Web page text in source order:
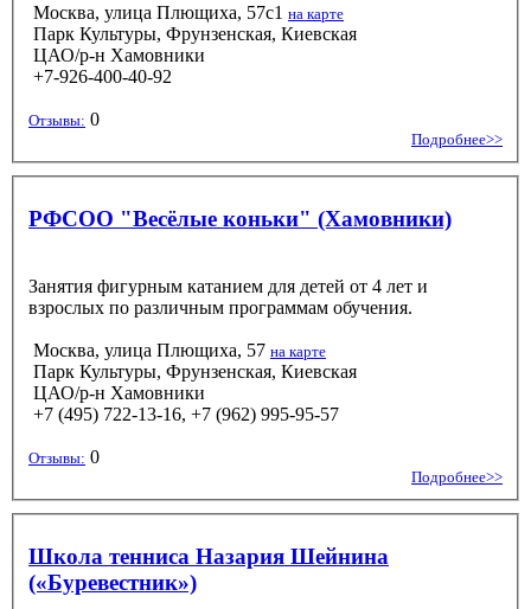
Москва, улица Плющиха, 57с1 на карте
Парк Культуры, Фрунзенская, Киевская
ЦАО/р-н Хамовники
+7-926-400-40-92
Отзывы: 0
Подробнее>>
РФСОО "Весёлые коньки" (Хамовники)
Занятия фигурным катанием для детей от 4 лет и
взрослых по различным программам обучения.
Москва, улица Плющиха, 57 на карте
Парк Культуры, Фрунзенская, Киевская
ЦАО/р-н Хамовники
+7 (495) 722-13-16, +7 (962) 995-95-57
Отзывы: 0
Подробнее>>
Школа тенниса Назария Шейнина
(«Буревестник»)